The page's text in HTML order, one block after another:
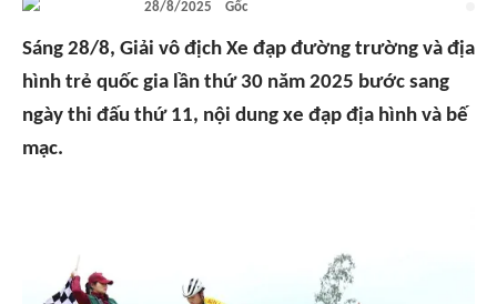
28/8/2025 Gốc
Sáng 28/8, Giải vô địch Xe đạp đường trường và địa
hình trẻ quốc gia lần thứ 30 năm 2025 bước sang
ngày thi đấu thứ 11, nội dung xe đạp địa hình và bế
mạc.